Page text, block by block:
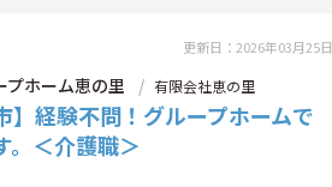
更新日：2026年03月25日
プホーム恵の里 有限会社恵の里
】経験不問！グループホームで
。＜介護職＞